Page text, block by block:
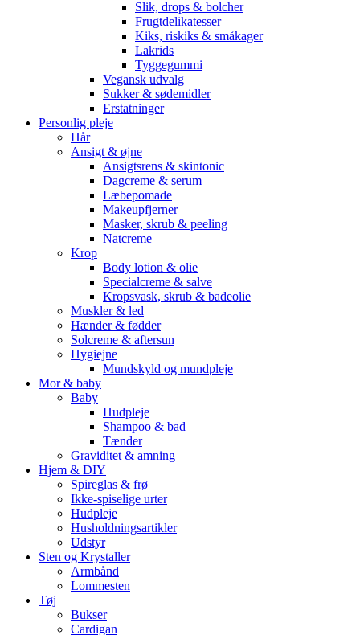
Slik, drops & bolcher
Frugtdelikatesser
Kiks, riskiks & småkager
Lakrids
Tyggegummi
Vegansk udvalg
Sukker & sødemidler
Erstatninger
Personlig pleje
Hår
Ansigt & øjne
Ansigtsrens & skintonic
Dagcreme & serum
Læbepomade
Makeupfjerner
Masker, skrub & peeling
Natcreme
Krop
Body lotion & olie
Specialcreme & salve
Kropsvask, skrub & badeolie
Muskler & led
Hænder & fødder
Solcreme & aftersun
Hygiejne
Mundskyld og mundpleje
Mor & baby
Baby
Hudpleje
Shampoo & bad
Tænder
Graviditet & amning
Hjem & DIY
Spireglas & frø
Ikke-spiselige urter
Hudpleje
Husholdningsartikler
Udstyr
Sten og Krystaller
Armbånd
Lommesten
Tøj
Bukser
Cardigan